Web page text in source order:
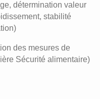
détermination valeur
stabilité
des mesures de
Sécurité alimentaire)